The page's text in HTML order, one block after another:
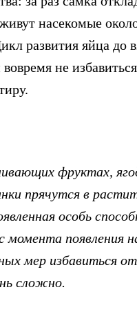
насекомые
развития яйца до
не
фруктах,
прячутся в
особь
появления
мер избавиться
сложно.